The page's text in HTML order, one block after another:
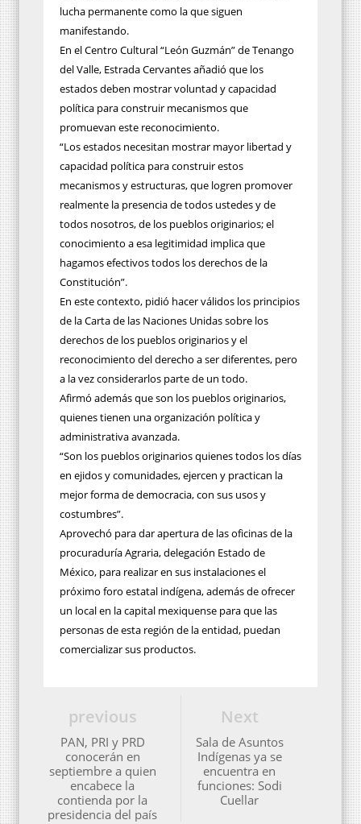
lucha permanente como la que siguen
manifestando.
En el Centro Cultural “León Guzmán” de Tenango
del Valle, Estrada Cervantes añadió que los
estados deben mostrar voluntad y capacidad
política para construir mecanismos que
promuevan este reconocimiento.
“Los estados necesitan mostrar mayor libertad y
capacidad política para construir estos
mecanismos y estructuras, que logren promover
realmente la presencia de todos ustedes y de
todos nosotros, de los pueblos originarios; el
conocimiento a esa legitimidad implica que
hagamos efectivos todos los derechos de la
Constitución”.
En este contexto, pidió hacer válidos los principios
de la Carta de las Naciones Unidas sobre los
derechos de los pueblos originarios y el
reconocimiento del derecho a ser diferentes, pero
a la vez considerarlos parte de un todo.
Afirmó además que son los pueblos originarios,
quienes tienen una organización política y
administrativa avanzada.
“Son los pueblos originarios quienes todos los días
en ejidos y comunidades, ejercen y practican la
mejor forma de democracia, con sus usos y
costumbres”.
Aprovechó para dar apertura de las oficinas de la
procuraduría Agraria, delegación Estado de
México, para realizar en sus instalaciones el
próximo foro estatal indígena, además de ofrecer
un local en la capital mexiquense para que las
personas de esta región de la entidad, puedan
comercializar sus productos.
Next
Sala de Asuntos
Indígenas ya se
encuentra en
funciones: Sodi
Cuellar
previous
PAN, PRI y PRD
conocerán en
septiembre a quien
encabece la
contienda por la
presidencia del país